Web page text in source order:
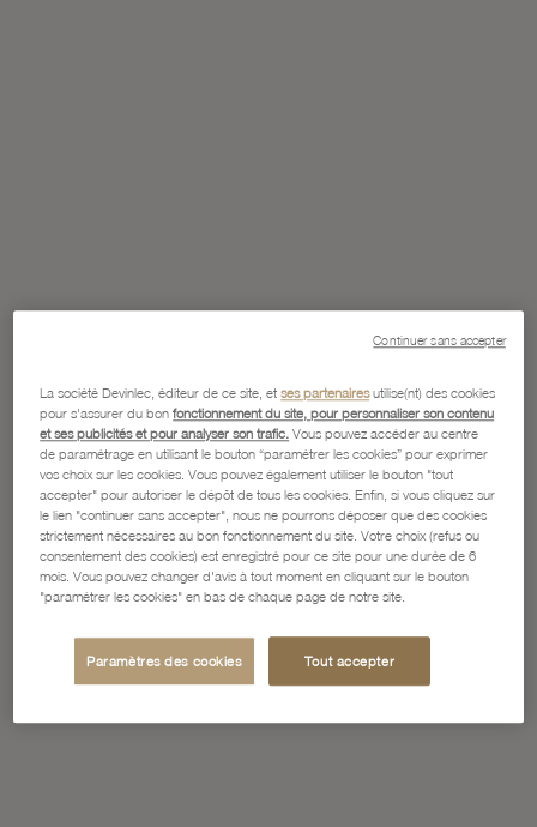
La société Devinlec, éditeur de ce site, etses partenairesutilise(nt) des cookies
pour s'assurer du bonfonctionnement du site, pour personnaliser son contenu
et ses publicités et pour analyser son trafic. Vous pouvez accéder au centre
de paramétrage en utilisant le bouton “paramétrer les cookies” pour exprimer
vos choix sur les cookies. Vous pouvez également utiliser le bouton "tout
accepter" pour autoriser le dépôt de tous les cookies. Enfin, si vous cliquez sur
le lien "continuer sans accepter", nous ne pourrons déposer que des cookies
strictement nécessaires au bon fonctionnement du site. Votre choix (refus ou
consentement des cookies) est enregistré pour ce site pour une durée de 6
mois. Vous pouvez changer d'avis à tout moment en cliquant sur le bouton
"paramétrer les cookies" en bas de chaque page de notre site.
Paramètres des cookies Tout accepter
Continuer sans accepter